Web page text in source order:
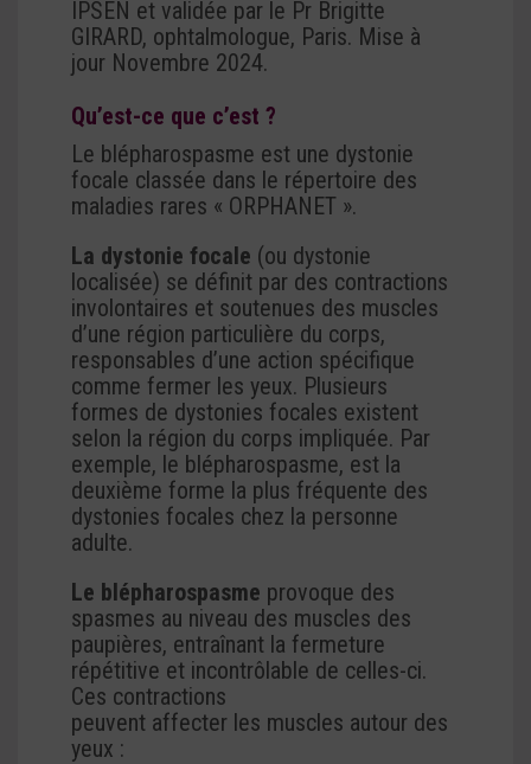
IPSEN et validée par le Pr Brigitte
GIRARD, ophtalmologue, Paris. Mise à
jour Novembre 2024.
Qu’est-ce que c’est ?
Le blépharospasme est une dystonie
focale classée dans le répertoire des
maladies rares « ORPHANET ».
La dystonie focale (ou dystonie
localisée) se définit par des contractions
involontaires et soutenues des muscles
d’une région particulière du corps,
responsables d’une action spécifique
comme fermer les yeux. Plusieurs
formes de dystonies focales existent
selon la région du corps impliquée. Par
exemple, le blépharospasme, est la
deuxième forme la plus fréquente des
dystonies focales chez la personne
adulte.
Le blépharospasme provoque des
spasmes au niveau des muscles des
paupières, entraînant la fermeture
répétitive et incontrôlable de celles-ci.
Ces contractions
peuvent affecter les muscles autour des
yeux :